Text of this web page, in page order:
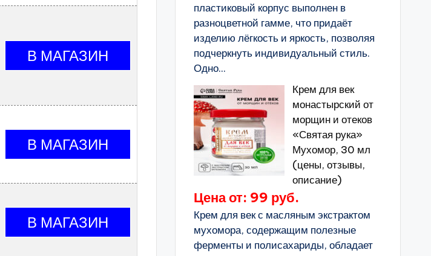
пластиковый корпус выполнен в
разноцветной гамме, что придаёт
изделию лёгкость и яркость, позволяя
подчеркнуть индивидуальный стиль.
Одно...
Крем для век
монастырский от
морщин и отеков
«Святая рука»
Мухомор, 30 мл
(цены, отзывы,
описание)
Цена от: 99 руб.
Крем для век с масляным экстрактом
мухомора, содержащим полезные
ферменты и полисахариды, обладает